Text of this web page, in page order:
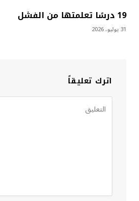
19 درسًا تعلمتها من الفشل
31 يوليو، 2026
اترك تعليقاً